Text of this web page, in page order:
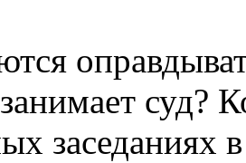
суд?
заседаниях